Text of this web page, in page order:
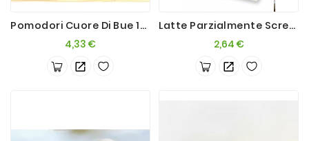
Pomodori Cuore Di Bue 1Kg
4,33 €Prezzo
Latte Parzialmente Scremato BG 1L
2,64 €Prezzo